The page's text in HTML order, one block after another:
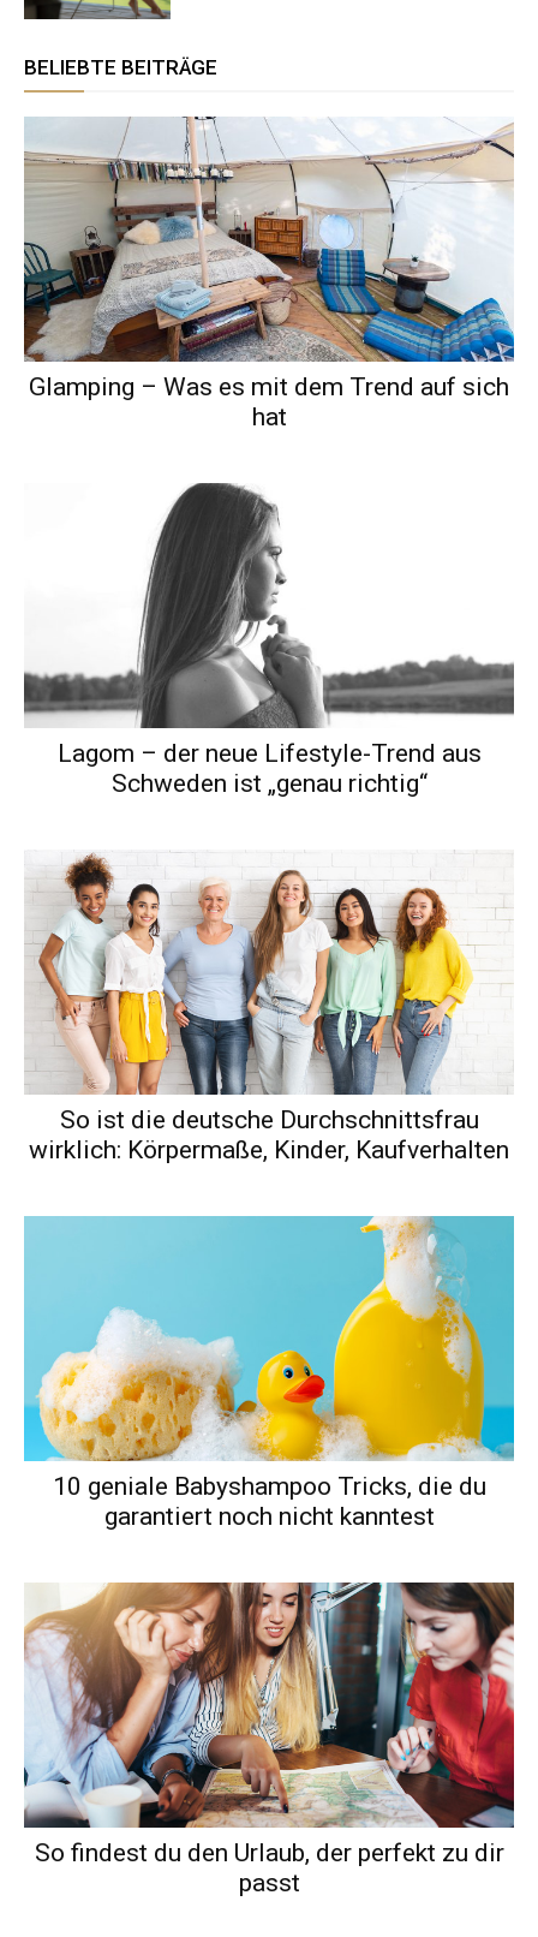
BELIEBTE BEITRÄGE
Glamping – Was es mit dem Trend auf sich
hat
Lagom – der neue Lifestyle-Trend aus
Schweden ist „genau richtig“
So ist die deutsche Durchschnittsfrau
wirklich: Körpermaße, Kinder, Kaufverhalten
10 geniale Babyshampoo Tricks, die du
garantiert noch nicht kanntest
So findest du den Urlaub, der perfekt zu dir
passt